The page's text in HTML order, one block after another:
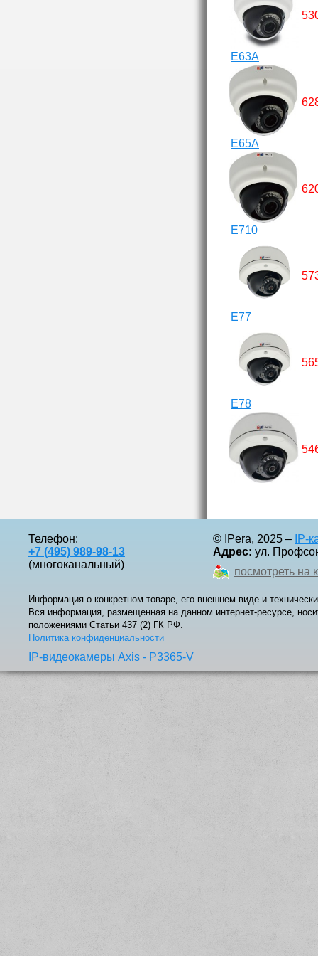
E63A
E65A
E710
E77
E78
Телефон:
+7 (495) 989-98-13
(многоканальный)
© IPera, 2025 – IP-
Адрес: ул.
посмотреть на
Информация о конкретном товаре, его внешнем виде и
Вся информация, размещенная на данном интернет-ресурсе,
положениями Статьи 437 (2) ГК РФ.
Политика конфиденциальности
IP-видеокамеры Axis - P3365-V